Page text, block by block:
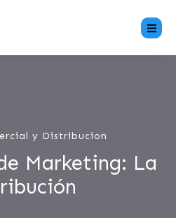
y Distribucion
Marketing: La